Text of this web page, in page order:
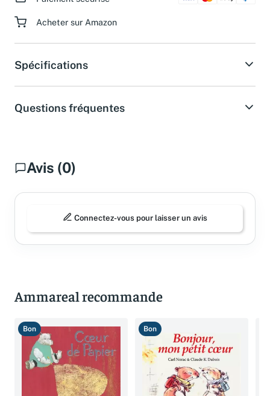
Acheter sur Amazon
Spécifications
Questions fréquentes
Avis (0)
Connectez-vous pour laisser un avis
Ammareal recommande
Bon Bon